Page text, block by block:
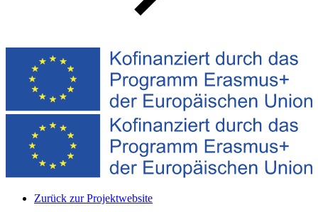
Zurück zur Projektwebsite